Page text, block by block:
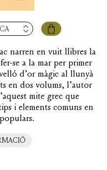
narren en vuit llibres la
se a la mar per primer
d’or màgic al llunyà
en dos volums, l’autor
mite grec que
i elements comuns en